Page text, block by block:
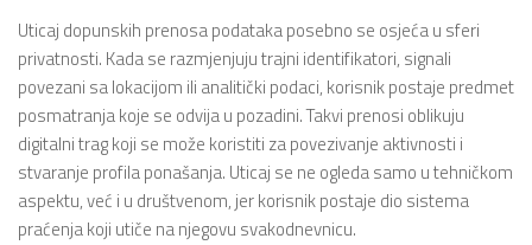
Uticaj dopunskih prenosa podataka posebno se osjeća u sferi
privatnosti. Kada se razmjenjuju trajni identifikatori, signali
povezani sa lokacijom ili analitički podaci, korisnik postaje predmet
posmatranja koje se odvija u pozadini. Takvi prenosi oblikuju
digitalni trag koji se može koristiti za povezivanje aktivnosti i
stvaranje profila ponašanja. Uticaj se ne ogleda samo u tehničkom
aspektu, već i u društvenom, jer korisnik postaje dio sistema
praćenja koji utiče na njegovu svakodnevnicu.